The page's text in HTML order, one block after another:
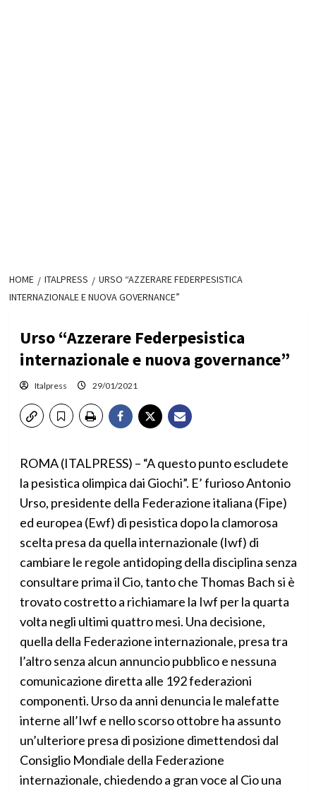
HOME ITALPRESS
URSO “AZZERARE FEDERPESISTICA
INTERNAZIONALE E NUOVA GOVERNANCE”
Urso “Azzerare Federpesistica
internazionale e nuova governance”
Italpress 29/01/2021
ROMA (ITALPRESS) – “A questo punto escludete
la pesistica olimpica dai Giochi”. E’ furioso Antonio
Urso, presidente della Federazione italiana (Fipe)
ed europea (Ewf) di pesistica dopo la clamorosa
scelta presa da quella internazionale (Iwf) di
cambiare le regole antidoping della disciplina senza
consultare prima il Cio, tanto che Thomas Bach si è
trovato costretto a richiamare la Iwf per la quarta
volta negli ultimi quattro mesi. Una decisione,
quella della Federazione internazionale, presa tra
l’altro senza alcun annuncio pubblico e nessuna
comunicazione diretta alle 192 federazioni
componenti. Urso da anni denuncia le malefatte
interne all’Iwf e nello scorso ottobre ha assunto
un’ulteriore presa di posizione dimettendosi dal
Consiglio Mondiale della Federazione
internazionale, chiedendo a gran voce al Cio una